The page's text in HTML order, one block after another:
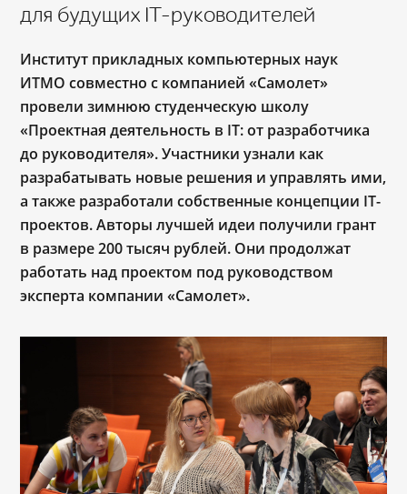
для будущих IT-руководителей
Институт прикладных компьютерных наук
ИТМО совместно с компанией «Самолет»
провели зимнюю студенческую школу
«Проектная деятельность в IT: от разработчика
до руководителя». Участники узнали как
разрабатывать новые решения и управлять ими,
а также разработали собственные концепции IT-
проектов. Авторы лучшей идеи получили грант
в размере 200 тысяч рублей. Они продолжат
работать над проектом под руководством
эксперта компании «Самолет».